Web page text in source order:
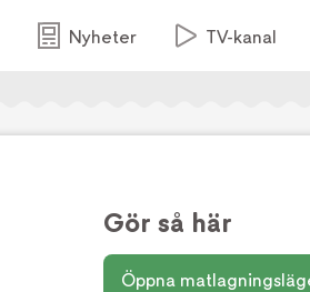
Nyheter TV-kanal
Gör så här
Öppna